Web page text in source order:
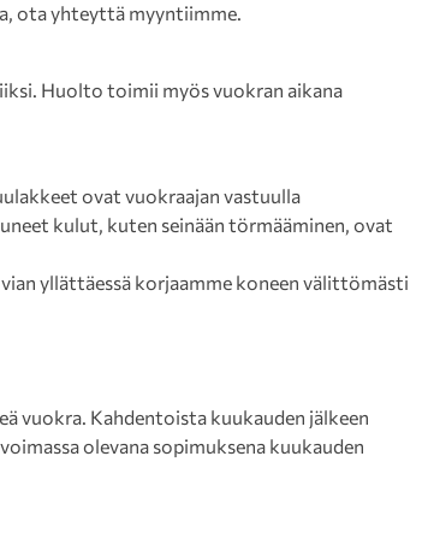
ota yhteyttä myyntiimme.
Huolto toimii myös vuokran aikana
ovat vuokraajan vastuulla
kulut, kuten seinään törmääminen, ovat
yllättäessä korjaamme koneen välittömästi
vuokra. Kahdentoista kuukauden jälkeen
olevana sopimuksena kuukauden